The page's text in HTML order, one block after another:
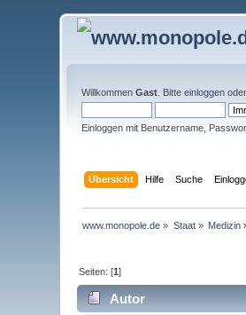
WillkommenGast . Bitteeinloggen
Einloggen mit Benutzername,
Übersicht Hilfe Suche
www.monopole.de » Staat» Medizin
Seiten: [1]
Autor